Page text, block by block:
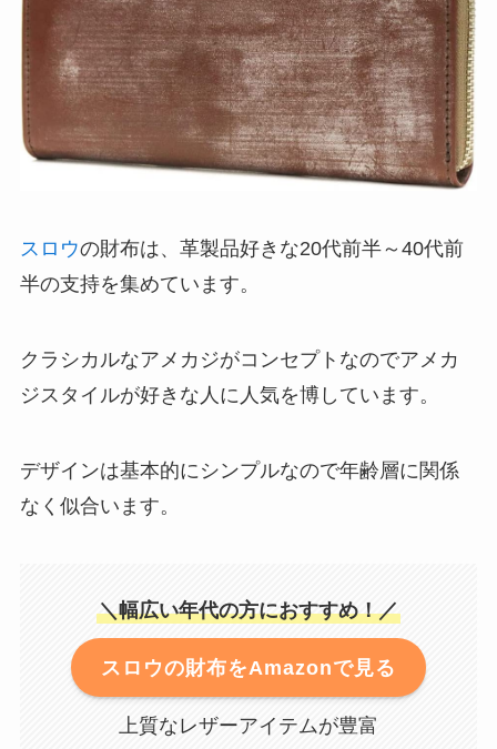
スロウの財布は、革製品好きな20代前半～40代前
半の支持を集めています。
クラシカルなアメカジがコンセプトなのでアメカ
ジスタイルが好きな人に人気を博しています。
デザインは基本的にシンプルなので年齢層に関係
なく似合います。
＼幅広い年代の方におすすめ！／
スロウの財布をAmazonで見る
上質なレザーアイテムが豊富